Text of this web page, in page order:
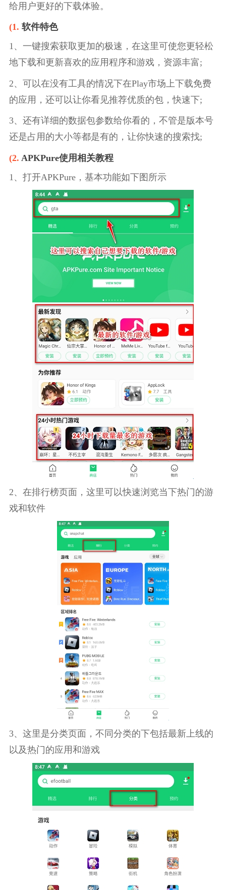
给用户更好的下载体验。
(1. 软件特色
1、一键搜索获取更加的极速，在这里可使您更轻松
地下载和更新喜欢的应用程序和游戏，资源丰富;
2、可以在没有工具的情况下在Play市场上下载免费
的应用，还可以让你看见推荐优质的包，快速下;
3、还有详细的数据包参数给你看的，不管是版本号
还是占用的大小等都是有的，让你快速的搜索找;
(2. APKPure使用相关教程
1、打开APKPure，基本功能如下图所示
2、在排行榜页面，这里可以快速浏览当下热门的游
戏和软件
3、这里是分类页面，不同分类的下包括最新上线的
以及热门的应用和游戏